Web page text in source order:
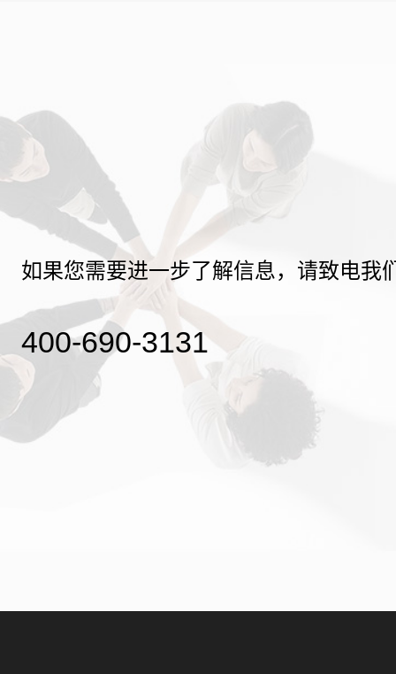
如果您需要进一步了解信息，请致电我
400-690-3131